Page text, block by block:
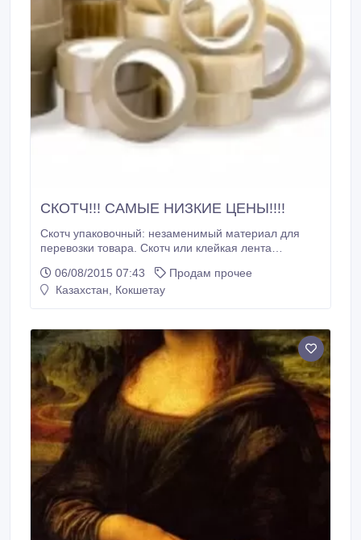
СКОТЧ!!! САМЫЕ НИЗКИЕ ЦЕНЫ!!!!
Скотч упаковочный: незаменимый материал для
перевозки товара. Скотч или клейкая лента
запаковки коробок. Такие материалы быстро
расходуются, а потому, приобретая их, нужно
упаковочный прозрачный про выгодной цене оптом
и в розницу со склада в Челябинске.
06/08/2015 07:43
Продам прочее
Казахстан, Кокшетау